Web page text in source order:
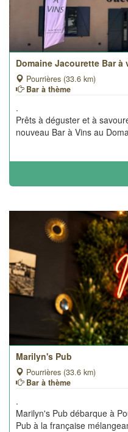
Domaine Jacourette Bar à
Pourrières (33.6 km)
Bar à thème
.
Prêts à déguster et à
nouveau Bar à Vins au
Marilyn's Pub
Pourrières (33.6 km)
Bar à thème
.
Marilyn's Pub débarque à
Pub à la française